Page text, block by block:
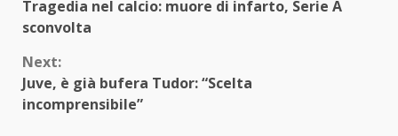
Reading
Tragedia nel calcio: muore di infarto, Serie A
sconvolta
Next:
Juve, è già bufera Tudor: “Scelta
incomprensibile”